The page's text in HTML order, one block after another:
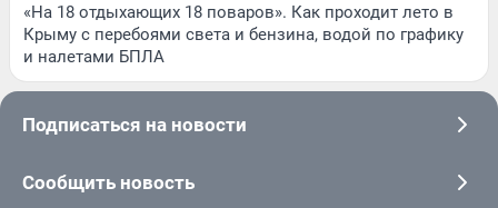
«На 18 отдыхающих 18 поваров». Как проходит лето в
Крыму с перебоями света и бензина, водой по графику
и налетами БПЛА
Подписаться на новости
Сообщить новость